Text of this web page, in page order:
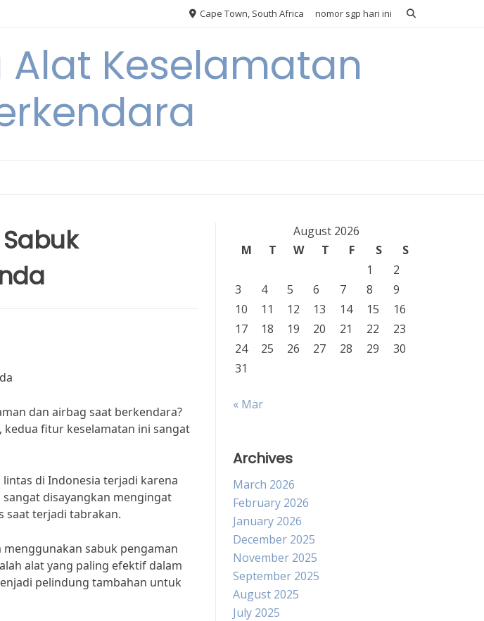
Cape Town, South Africa nomor sgp hari ini
Alat Keselamatan
dan airbag saat berkendara?
kedua fitur keselamatan ini sangat
di Indonesia terjadi karena
disayangkan mengingat
saat terjadi tabrakan.
menggunakan sabuk pengaman
alat yang paling efektif dalam
pelindung tambahan untuk
August 2026
M
T W T F S
S
1
2
3
4 5 6 7 8
9
10
11 12 13 14 15
16
17
18 19 20 21 22
23
24
25 26 27 28 29
30
31
« Mar
Archives
March 2026
February 2026
January 2026
December 2025
November 2025
September 2025
August 2025
July 2025